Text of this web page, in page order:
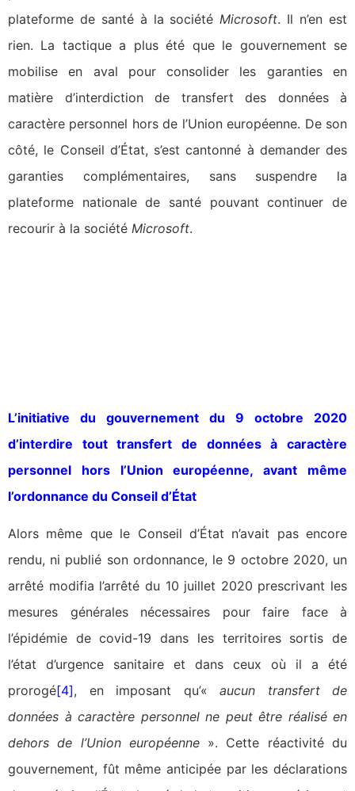
plateforme de santé à la sociétéMicrosoft. Il n’en est
rien. La tactique a plus été que le gouvernement se
mobilise en aval pour consolider les garanties en
matière d’interdiction de transfert des données à
caractère personnel hors de l’Union européenne. De son
côté, le Conseil d’État, s’est cantonné à demander des
garanties complémentaires, sans suspendre la
plateforme nationale de santé pouvant continuer de
recourir à la société Microsoft.
L’initiative du gouvernement du 9 octobre 2020
d’interdire tout transfert de données à caractère
personnel hors l’Union européenne, avant même
l’ordonnance du Conseil d’État
Alors même que le Conseil d’État n’avait pas encore
rendu, ni publié son ordonnance, le 9 octobre 2020, un
arrêté modifia l’arrêté du 10 juillet 2020 prescrivant les
mesures générales nécessaires pour faire face à
l’épidémie de covid-19 dans les territoires sortis de
l’état d’urgence sanitaire et dans ceux où il a été
prorogé[4], en imposant qu’« aucun transfert de
données à caractère personnel ne peut être réalisé en
dehors de l’Union européenne». Cette réactivité du
gouvernement, fût même anticipée par les déclarations